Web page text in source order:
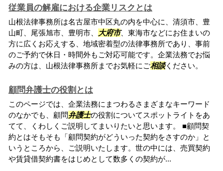
従業員の解雇における企業リスクとは
山根法律事務所は名古屋市中区丸の内を中心に、清須市、豊
山町、尾張旭市、豊明市、
大府市、東海市などにお住まいの
方に広くお応えする、地域密着型の法律事務所であり、事前
のご予約で休日・時間外もご対応可能です。企業法務でお悩
みの方は、山根法律事務所までお気軽にご相談ください。
顧問弁護士の役割とは
このページでは、企業法務にまつわるさまざまなキーワード
のなかでも、顧問弁護士の役割についてスポットライトをあ
てて、くわしくご説明してまいりたいと思います。 ■顧問契
約とはそもそも「顧問契約がどういった契約をさすのか」と
いうところから、ご説明いたします。世の中には、売買契約
や賃貸借契約書をはじめとして数多くの契約が...